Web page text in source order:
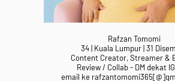
Rafzan Tomomi
34 | Kuala Lumpur | 31
Content Creator, Streamer &
Review / Collab - DM dekat
email ke